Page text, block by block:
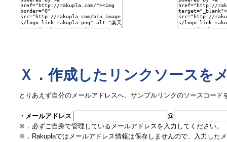
Ｘ．作成したリンクソースを
とりあえず自分のメールアドレスへ、サンプルリンクのソースコード
・メールアドレス
@
※．必ずご自身で管理しているメールアドレスを入力してください。
※．Rakuplaではメールアドレス情報は保存しませんので、入力した